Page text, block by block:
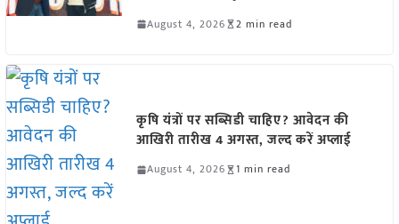
August 4, 2026 2 min read
कृषि यंत्रों पर सब्सिडी चाहिए? आवेदन की
आखिरी तारीख 4 अगस्त, जल्द करें अप्लाई
August 4, 2026 1 min read